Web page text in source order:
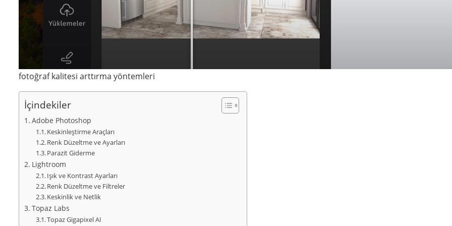
fotoğraf kalitesi arttırma yöntemleri
İçindekiler
Adobe Photoshop
Keskinleştirme Araçları
Renk Düzeltme ve Ayarları
Parazit Giderme
Lightroom
Işık ve Kontrast Ayarları
Renk Düzeltme ve Filtreler
Keskinlik ve Netlik
Topaz Labs
Topaz Gigapixel AI